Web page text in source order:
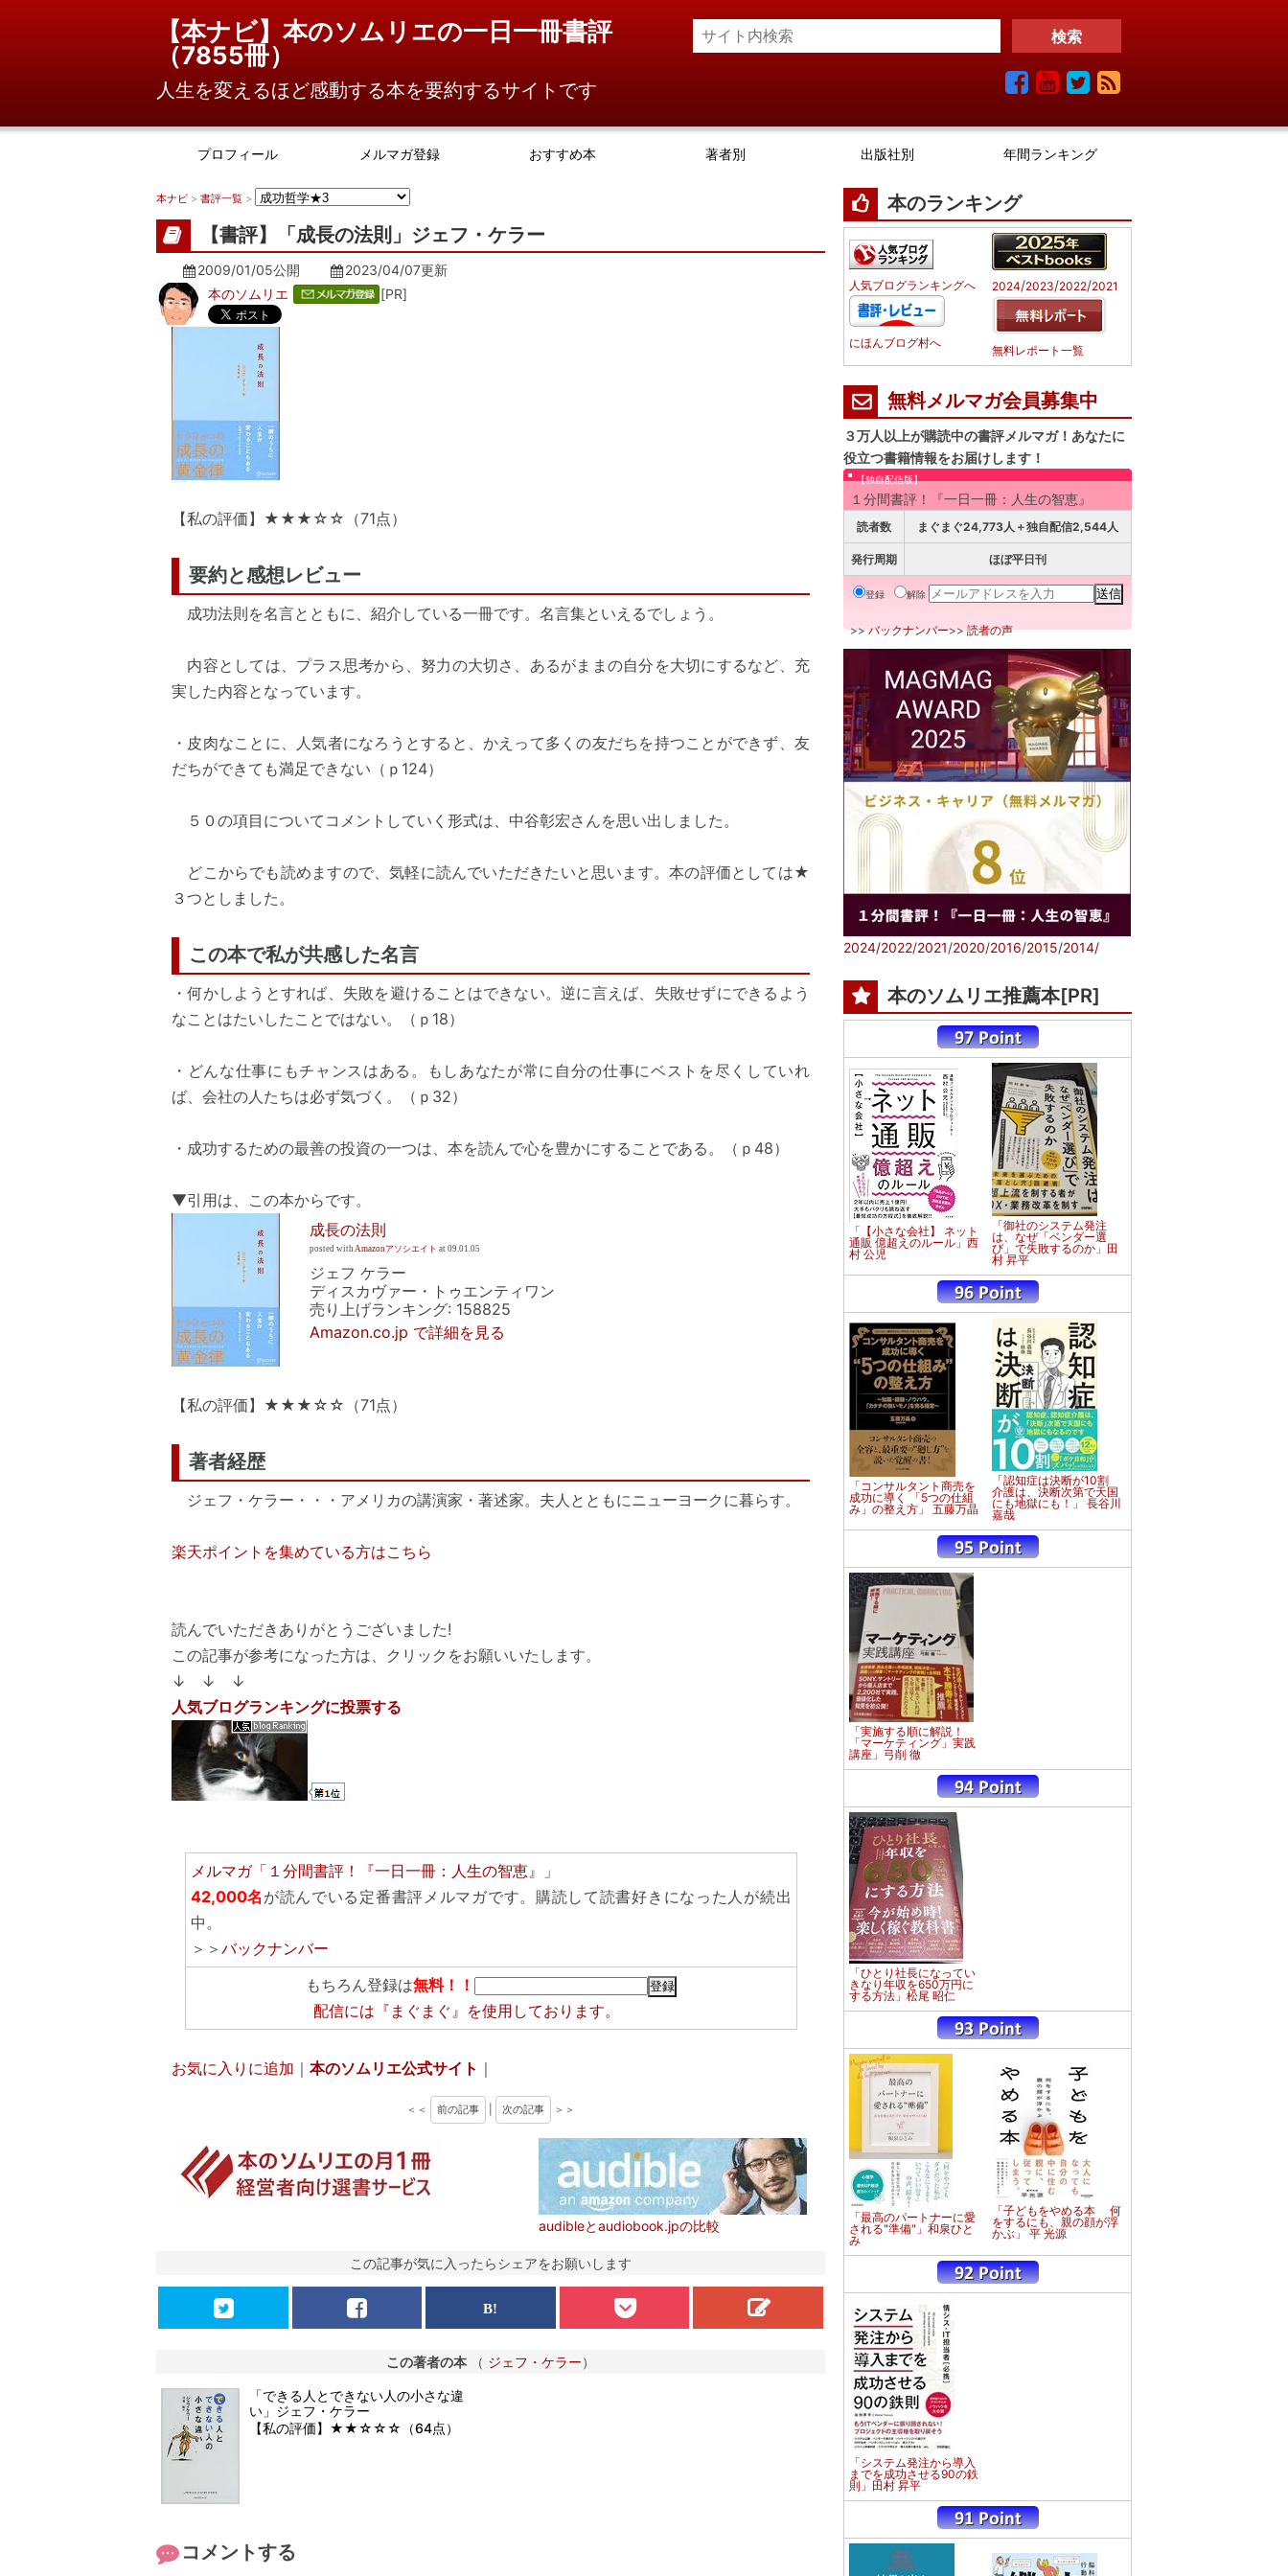
【本ナビ】本のソムリエの一日一冊書評
（7855冊）
人生を変えるほど感動する本を要約するサイトです
プロフィール メルマガ登録 おすすめ本 著者別 出版社別 年間ランキング
本ナビ > 書評一覧 >
【書評】「成長の法則」ジェフ・ケラー
2009/01/05公開 2023/04/07更新
本のソムリエ
[PR]
【私の評価】★★★☆☆（71点）
要約と感想レビュー
成功法則を名言とともに、紹介している一冊です。名言集といえるでしょう。
内容としては、プラス思考から、努力の大切さ、あるがままの自分を大切にするなど、充
実した内容となっています。
・皮肉なことに、人気者になろうとすると、かえって多くの友だちを持つことができず、友
だちができても満足できない（ｐ124）
５０の項目についてコメントしていく形式は、中谷彰宏さんを思い出しました。
どこからでも読めますので、気軽に読んでいただきたいと思います。本の評価としては★
３つとしました。
この本で私が共感した名言
・何かしようとすれば、失敗を避けることはできない。逆に言えば、失敗せずにできるよう
なことはたいしたことではない。（ｐ18）
・どんな仕事にもチャンスはある。もしあなたが常に自分の仕事にベストを尽くしていれ
ば、会社の人たちは必ず気づく。（ｐ32）
・成功するための最善の投資の一つは、本を読んで心を豊かにすることである。（ｐ48）
▼引用は、この本からです。
成長の法則
posted with Amazonアソシエイト at 09.01.05
ジェフ ケラー
ディスカヴァー・トゥエンティワン
売り上げランキング: 158825
Amazon.co.jp で詳細を見る
【私の評価】★★★☆☆（71点）
著者経歴
ジェフ・ケラー・・・アメリカの講演家・著述家。夫人とともにニューヨークに暮らす。
楽天ポイントを集めている方はこちら
読んでいただきありがとうございました!
この記事が参考になった方は、クリックをお願いいたします。
↓ ↓ ↓
人気ブログランキングに投票する
メルマガ「１分間書評！『一日一冊：人生の智恵』」
42,000名 が読んでいる定番書評メルマガです。購読して読書好きになった人が続出
中。
＞＞ バックナンバー
もちろん登録は無料！！
配信には 『まぐまぐ』 を使用しております。
お気に入りに追加 ｜本のソムリエ公式サイト ｜
＜＜ 前の記事 次の記事 ＞＞
audibleとaudiobook.jpの比較
この記事が気に入ったらシェアをお願いします
この著者の本 （ ジェフ・ケラー）
「できる人とできない人の小さな違
い」ジェフ・ケラー
【私の評価】★★☆☆☆（64点）
コメントする
本のランキング
人気ブログランキングへ
にほんブログ村へ
2024/2023/2022/2021
無料レポート一覧
無料メルマガ会員募集中
３万人以上が購読中の書評メルマガ！あなたに
役立つ書籍情報をお届けします！
【独自配信版】
１分間書評！『一日一冊：人生の智恵』
読者数 まぐまぐ24,773人＋独自配信2,544人
発行周期 ほぼ平日刊
登録 解除
>>バックナンバー>>読者の声
2024/2022/2021/2020/2016/2015/2014/
本のソムリエ推薦本[PR]
「【小さな会社】 ネット
通販 億超えのルール」西
村 公児
「御社のシステム発注
は、なぜ「ベンダー選
び」で失敗するのか」田
村 昇平
「コンサルタント商売を
成功に導く 「5つの仕組
み」の整え方」 五藤万晶
「認知症は決断が10割
介護は、決断次第で天国
にも地獄にも！」 長谷川
嘉哉
「実施する順に解説！
「マーケティング」実践
講座」弓削 徹
「ひとり社長になってい
きなり年収を650万円に
する方法」松尾 昭仁
「最高のパートナーに愛
される"準備"」和泉ひと
み
「子どもをやめる本 何
をするにも、親の顔が浮
かぶ」 平 光源
「システム発注から導入
までを成功させる90の鉄
則」田村 昇平